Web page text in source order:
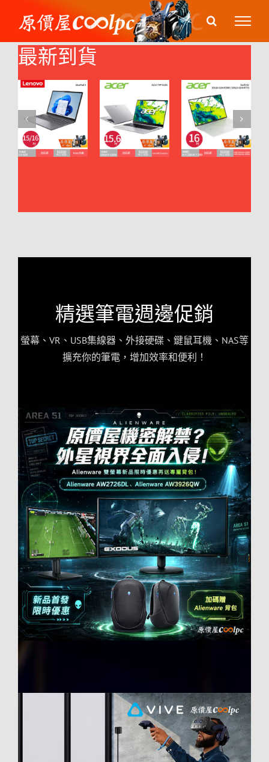
content
最新到貨
精選筆電週邊促銷
螢幕、VR、USB集線器、外接硬碟、鍵鼠耳機、NAS等
擴充你的筆電，增加效率和便利！